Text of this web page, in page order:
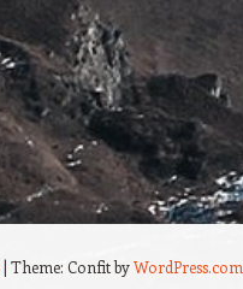
| Theme: Confit byWordPress.com